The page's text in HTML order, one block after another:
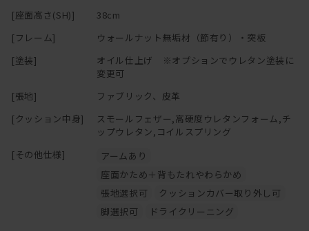
ホームパーティーのときは料理を大皿で並べても。。。。
す。
が・・・
クッションは取り外しの出来るカバーリングタイプなのでドライク
ソファと一緒に替えカバーもお求め頂けますので、
季節ごとに違った色でお楽しみ頂くのもお薦めです！
※「節少なめ」のご注文につきましては、別途お見積りにて承って
おります。
[座面高さ(SH)]
38cm
[フレーム]
ウォールナット無垢材（節有り）・突板
[塗装]
オイル仕上げ ※オプションでウレタン塗装に
変更可
[張地]
ファブリック、皮革
[クッション中身]
スモールフェザー,高硬度ウレタンフォーム,チ
ップウレタン,コイルスプリング
[その他仕様]
アームあり
座面かため＋背もたれやわらかめ
張地選択可
クッションカバー取り外し可
脚選択可
ドライクリーニング